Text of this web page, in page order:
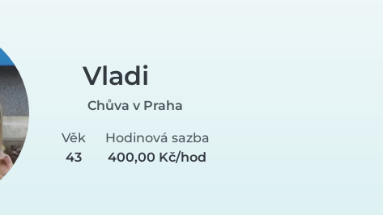
Vladi
Chůva v Praha
Věk
43
Hodinová sazba
400,00 Kč/hod